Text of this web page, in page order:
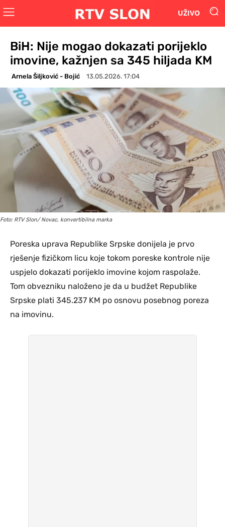
UŽIVO
BiH: Nije mogao dokazati porijeklo
imovine, kažnjen sa 345 hiljada KM
Arnela Šiljković - Bojić 13.05.2026. 17:04
Foto: RTV Slon/ Novac, konvertibilna marka
Poreska uprava Republike Srpske donijela je prvo
rješenje fizičkom licu koje tokom poreske kontrole nije
uspjelo dokazati porijeklo imovine kojom raspolaže.
Tom obvezniku naloženo je da u budžet Republike
Srpske plati 345.237 KM po osnovu posebnog poreza
na imovinu.